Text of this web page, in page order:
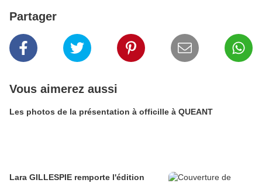
Partager
Vous aimerez aussi
Les photos de la présentation à officille à QUEANT
Lara GILLESPIE remporte l'édition